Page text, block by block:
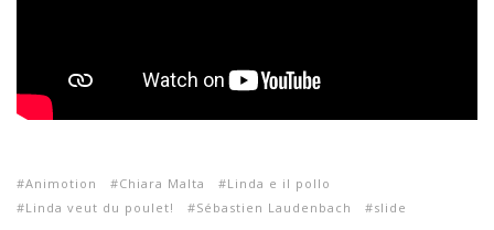
Animotion Chiara Malta
Linda e il pollo
Linda veut du poulet!
Sébastien Laudenbach slide